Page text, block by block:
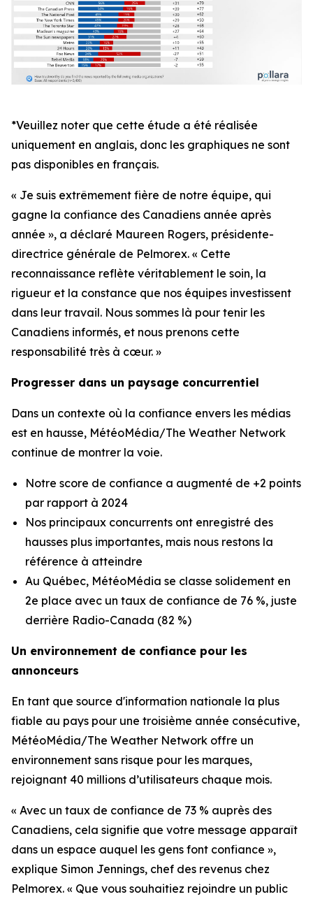
*Veuillez noter que cette étude a été réalisée
uniquement en anglais, donc les graphiques ne sont
pas disponibles en français.
« Je suis extrêmement fière de notre équipe, qui
gagne la confiance des Canadiens année après
année », a déclaré Maureen Rogers, présidente-
directrice générale de Pelmorex. « Cette
reconnaissance reflète véritablement le soin, la
rigueur et la constance que nos équipes investissent
dans leur travail. Nous sommes là pour tenir les
Canadiens informés, et nous prenons cette
responsabilité très à cœur. »
Progresser dans un paysage concurrentiel
Dans un contexte où la confiance envers les médias
est en hausse, MétéoMédia/The Weather Network
continue de montrer la voie.
Notre score de confiance a augmenté de +2 points
par rapport à 2024
Nos principaux concurrents ont enregistré des
hausses plus importantes, mais nous restons la
référence à atteindre
Au Québec, MétéoMédia se classe solidement en
2e place avec un taux de confiance de 76 %, juste
derrière Radio-Canada (82 %)
Un environnement de confiance pour les
annonceurs
En tant que source d'information nationale la plus
fiable au pays pour une troisième année consécutive,
MétéoMédia/The Weather Network offre un
environnement sans risque pour les marques,
rejoignant 40 millions d’utilisateurs chaque mois.
« Avec un taux de confiance de 73 % auprès des
Canadiens, cela signifie que votre message apparaît
dans un espace auquel les gens font confiance »,
explique Simon Jennings, chef des revenus chez
Pelmorex. « Que vous souhaitiez rejoindre un public